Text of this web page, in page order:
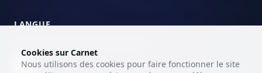
LANGUE
FR
Cookies sur Carnet
Nous utilisons des cookies pour faire fonctionner le site